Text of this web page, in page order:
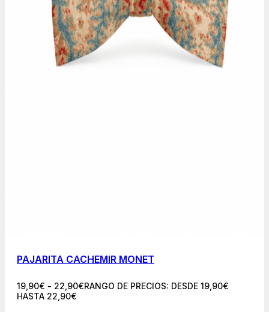
PAJARITA CACHEMIR MONET
19,90€ - 22,90€RANGO DE PRECIOS: DESDE 19,90€
HASTA 22,90€